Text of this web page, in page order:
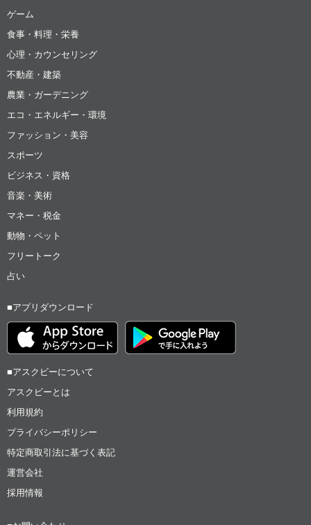
ゲーム
食事・料理・栄養
心理・カウンセリング
不動産・建築
農業・ガーデニング
エコ・エネルギー・環境
ファッション・美容
スポーツ
ビジネス・資格
音楽・美術
マネー・税金
動物・ペット
フリートーク
占い
■アプリダウンロード
■アスクビーについて
アスクビーとは
利用規約
プライバシーポリシー
特定商取引法に基づく表記
運営会社
採用情報